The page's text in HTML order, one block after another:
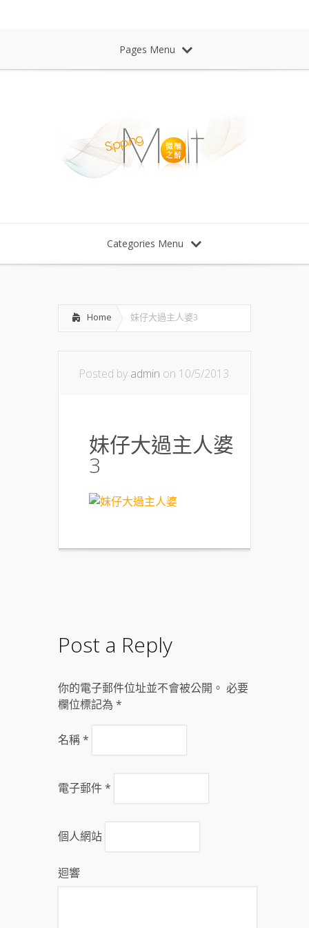
Pages Menu
Categories Menu
Home 妹仔大過主人婆3
Posted by admin on 10/5/2013
妹仔大過主人婆
3
Post a Reply
你的電子郵件位址並不會被公開。 必要
欄位標記為 *
名稱*
電子郵件*
個人網站
迴響